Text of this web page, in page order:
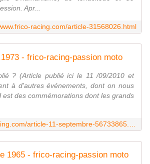
Apr...
racing.com/article-31568026.html
- frico-racing-passion moto
? (Article publié ici le 11 /09/2010 et
à d'autres événements, dont on nous
est des commémorations dont les grands
1965 - frico-racing-passion moto